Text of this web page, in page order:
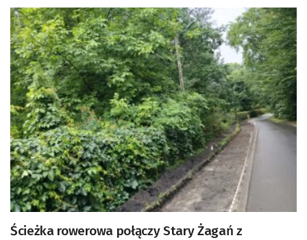
Ścieżka rowerowa połączy Stary Żagań z